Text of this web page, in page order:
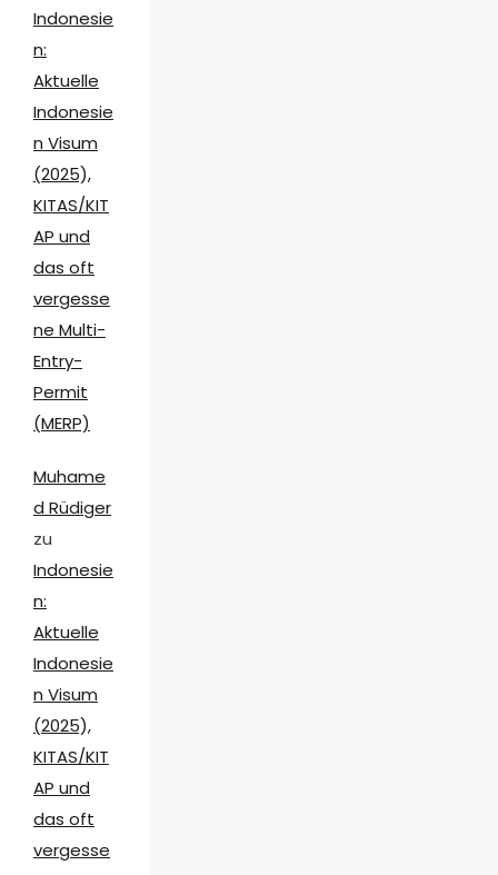
Indonesie
n:
Aktuelle
Indonesie
n Visum
(2025),
KITAS/KIT
AP und
das oft
vergesse
ne Multi-
Entry-
Permit
(MERP)
Muhame
d Rüdiger
zu
Indonesie
n:
Aktuelle
Indonesie
n Visum
(2025),
KITAS/KIT
AP und
das oft
vergesse